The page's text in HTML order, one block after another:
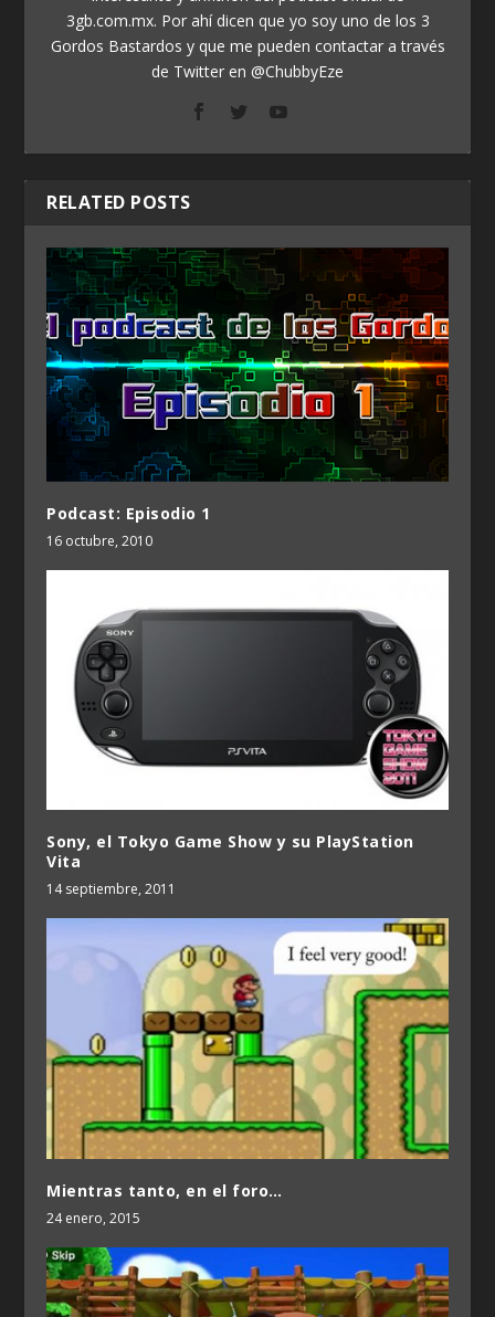
3gb.com.mx. Por ahí dicen que yo soy uno de los 3
Gordos Bastardos y que me pueden contactar a través
de Twitter en @ChubbyEze
RELATED POSTS
Podcast: Episodio 1
16 octubre, 2010
Sony, el Tokyo Game Show y su PlayStation
Vita
14 septiembre, 2011
Mientras tanto, en el foro…
24 enero, 2015